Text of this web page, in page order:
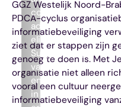
GGZ Westelijk Noord-
PDCA-cyclus
informatiebeveiliging
ziet dat er stappen zijn
genoeg te doen is. Met
organisatie niet alleen
vooral een cultuur
informatiebeveiliging
consectetur
adipiscing
elit.
Suspendisse
varius
enim
in